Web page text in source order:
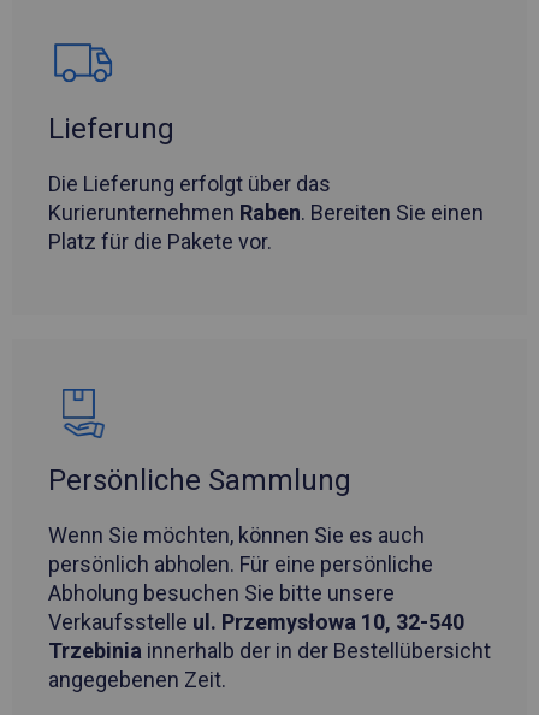
Lieferung
Die Lieferung erfolgt über das
Kurierunternehmen Raben. Bereiten Sie einen
Platz für die Pakete vor.
Persönliche Sammlung
Wenn Sie möchten, können Sie es auch
persönlich abholen. Für eine persönliche
Abholung besuchen Sie bitte unsere
Verkaufsstelle ul. Przemysłowa 10, 32-540
Trzebinia innerhalb der in der Bestellübersicht
angegebenen Zeit.